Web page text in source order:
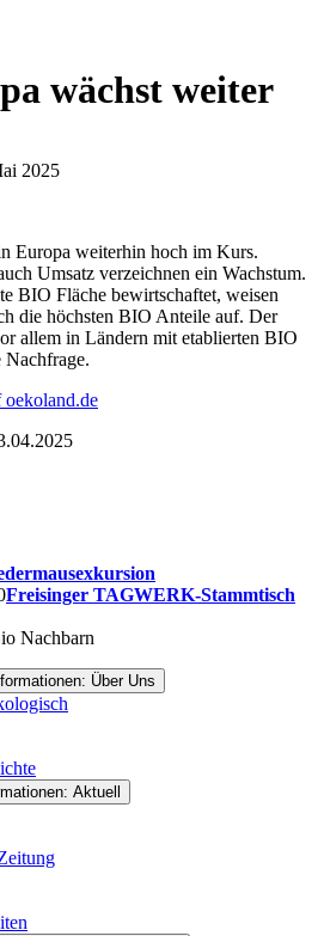
wächst weiter
2025
Europa weiterhin hoch im Kurs.
Umsatz verzeichnen ein Wachstum.
BIO Fläche bewirtschaftet, weisen
die höchsten BIO Anteile auf. Der
allem in Ländern mit etablierten BIO
Nachfrage.
Freisinger TAGWERK-Stammtisch
Über Uns
Aktuell